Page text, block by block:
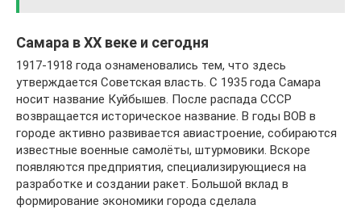
Самара в ХХ веке и сегодня
1917-1918 года ознаменовались тем, что здесь
утверждается Советская власть. С 1935 года Самара
носит название Куйбышев. После распада СССР
возвращается историческое название. В годы ВОВ в
городе активно развивается авиастроение, собираются
известные военные самолёты, штурмовики. Вскоре
появляются предприятия, специализирующиеся на
разработке и создании ракет. Большой вклад в
формирование экономики города сделала